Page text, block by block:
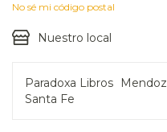
No sé mi código postal
Nuestro local
Paradoxa Libros
Santa Fe